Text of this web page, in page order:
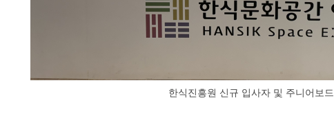
한식진흥원 신규 입사자 및 주니어보드